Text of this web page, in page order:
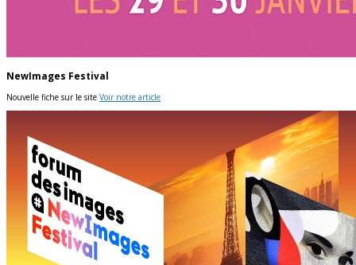
NewImages Festival
Nouvelle fiche sur le site Voir notre article